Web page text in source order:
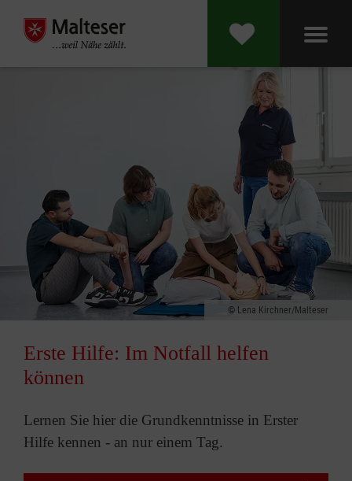
Lena Kirchner/Malteser
Erste Hilfe: Im Notfall helfen
können
Lernen Sie hier die Grundkenntnisse in Erster
Hilfe kennen - an nur einem Tag.